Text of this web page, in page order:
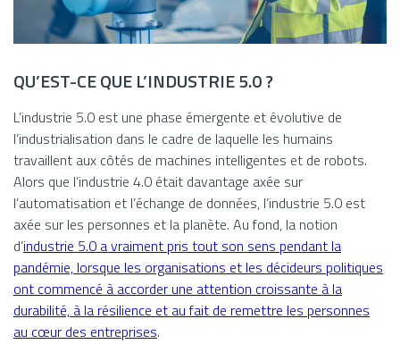
QU’EST-CE QUE L’INDUSTRIE 5.0 ?
L’industrie 5.0 est une phase émergente et évolutive de
l’industrialisation dans le cadre de laquelle les humains
travaillent aux côtés de machines intelligentes et de robots.
Alors que l’industrie 4.0 était davantage axée sur
l’automatisation et l’échange de données, l’industrie 5.0 est
axée sur les personnes et la planète. Au fond, la notion
d’industrie 5.0 a vraiment pris tout son sens pendant la
pandémie, lorsque les organisations et les décideurs politiques
ont commencé à accorder une attention croissante à la
durabilité, à la résilience et au fait de remettre les personnes
au cœur des entreprises.